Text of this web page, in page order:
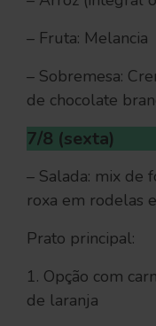
– Fruta: Melancia
– Sobremesa:
de chocolate
7/8 (sexta)
– Salada: mix de
roxa em rodelas
Prato principal:
1. Opção com
de laranja